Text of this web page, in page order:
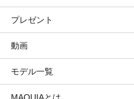
野毛まゆりの実況野毛Channel
星谷菜々の美に効くスイーツ
山本舞香のBeauty Script
動物キャラナビ占い
ムーン・リーの運を呼び寄せる香り
顔タイプ髪型診断
検索
プレゼント
動画
モデル一覧